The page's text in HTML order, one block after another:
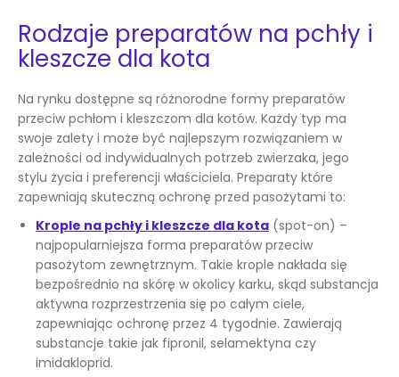
Rodzaje preparatów na pchły i
kleszcze dla kota
Na rynku dostępne są różnorodne formy preparatów
przeciw pchłom i kleszczom dla kotów. Każdy typ ma
swoje zalety i może być najlepszym rozwiązaniem w
zależności od indywidualnych potrzeb zwierzaka, jego
stylu życia i preferencji właściciela. Preparaty które
zapewniają skuteczną ochronę przed pasożytami to:
Krople na pchły i kleszcze dla kota (spot-on) –
najpopularniejsza forma preparatów przeciw
pasożytom zewnętrznym. Takie krople nakłada się
bezpośrednio na skórę w okolicy karku, skąd substancja
aktywna rozprzestrzenia się po całym ciele,
zapewniając ochronę przez 4 tygodnie. Zawierają
substancje takie jak fipronil, selamektyna czy
imidakloprid.